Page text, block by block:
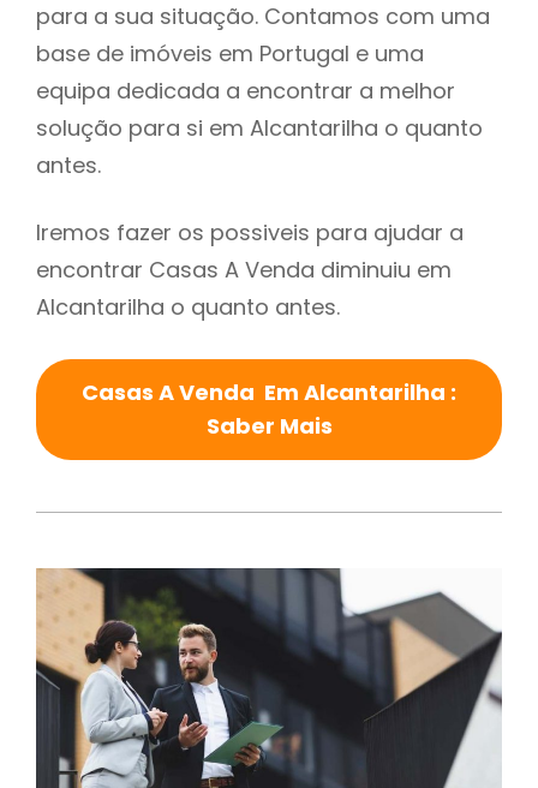
para a sua situação. Contamos com uma
base de imóveis em Portugal e uma
equipa dedicada a encontrar a melhor
solução para si em Alcantarilha o quanto
antes.
Iremos fazer os possiveis para ajudar a
encontrar Casas A Venda diminuiu em
Alcantarilha o quanto antes.
Casas A Venda Em Alcantarilha :
Saber Mais